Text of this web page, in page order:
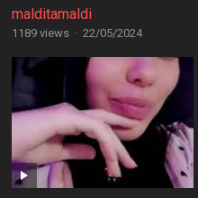
malditamaldi
1189 views · 22/05/2024